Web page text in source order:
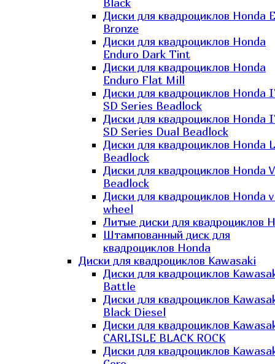
Black
Диски для квадроциклов Honda
Bronze
Диски для квадроциклов Honda
Enduro Dark Tint
Диски для квадроциклов Honda
Enduro Flat Mill
Диски для квадроциклов Honda
SD Series Beadlock
Диски для квадроциклов Honda
SD Series Dual Beadlock
Диски для квадроциклов Honda
Beadlock
Диски для квадроциклов Honda
Beadlock
Диски для квадроциклов Honda
wheel
Литые диски для квадроциклов
Штампованный диск для
квадроциклов Honda
Диски для квадроциклов Kawasaki
Диски для квадроциклов
Battle
Диски для квадроциклов
Black Diesel
Диски для квадроциклов
CARLISLE BLACK ROCK
Диски для квадроциклов